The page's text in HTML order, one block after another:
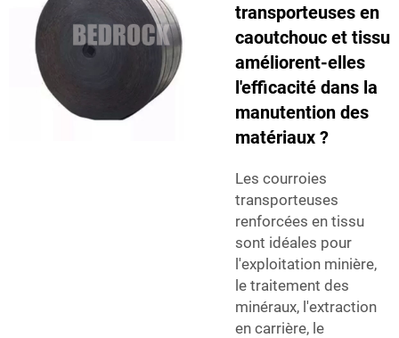
transporteuses en
caoutchouc et tissu
améliorent-elles
l'efficacité dans la
manutention des
matériaux ?
Les courroies
transporteuses
renforcées en tissu
sont idéales pour
l'exploitation minière,
le traitement des
minéraux, l'extraction
en carrière, le